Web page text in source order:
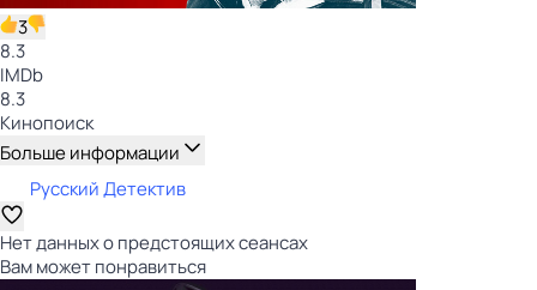
3
8.3
IMDb
8.3
Кинопоиск
Больше информации
Русский Детектив
Нет данных о предстоящих сеансах
Вам может понравиться